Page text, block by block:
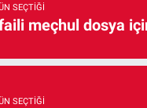
SEÇTIĞI
meçhul dosya
SEÇTIĞI